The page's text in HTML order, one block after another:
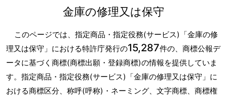
金庫の修理又は保守
このページでは、指定商品・指定役務(サービス)「金庫の修
理又は保守」における特許庁発行の15,287件の、商標公報デ
ータに基づく商標(商標出願・登録商標)の情報を提供していま
す。指定商品・指定役務(サービス)「金庫の修理又は保守」に
おける商標区分、称呼(呼称)・ネーミング、文字商標、商標権